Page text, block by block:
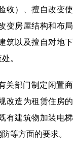
收）、擅自改变使
变房屋结构和布局
筑以及擅自对地下
。
关部门制定闲置商
改造为租赁住房的
有建筑物加装电梯
等方面的要求。